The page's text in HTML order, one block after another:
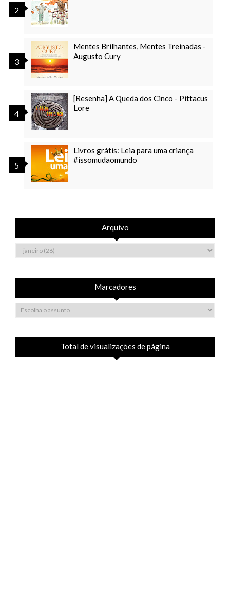
Mentes Brilhantes, Mentes Treinadas -
Augusto Cury
[Resenha] A Queda dos Cinco - Pittacus
Lore
Livros grátis: Leia para uma criança
#issomudaomundo
Arquivo
Marcadores
Total de visualizações de página